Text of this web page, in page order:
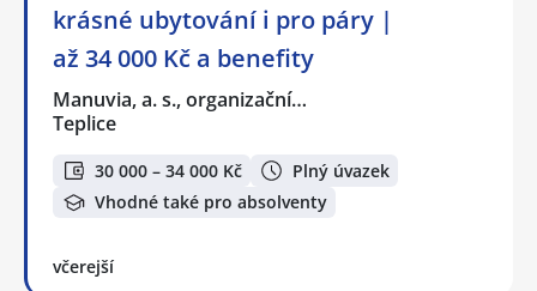
krásné ubytování i pro páry |
až 34 000 Kč a benefity
Manuvia, a. s., organizační…
Teplice
30 000 – 34 000 Kč
Plný úvazek
Vhodné také pro absolventy
včerejší